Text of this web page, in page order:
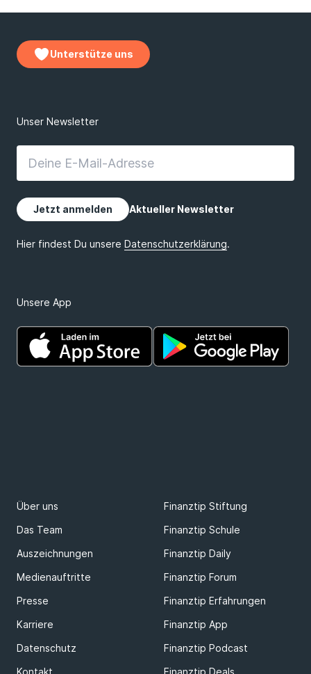
Unterstütze uns
Unsere App
Über uns
Finanztip Stiftung
Das Team
Finanztip Schule
Auszeichnungen
Finanztip Daily
Medienauftritte
Finanztip Forum
Presse
Finanztip Erfahrungen
Karriere
Finanztip App
Datenschutz
Finanztip Podcast